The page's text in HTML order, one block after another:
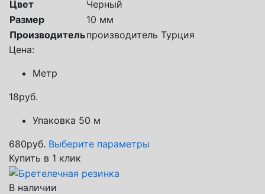
Цвет
Черный
Размер
10 мм
Производительпроизводитель Турция
Цена:
Метр
18руб.
Упаковка 50 м
680руб. Выберите параметры
Купить в 1 клик
В наличии